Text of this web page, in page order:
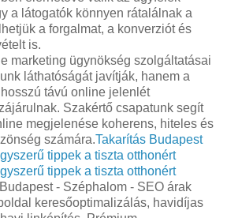
a látogatók könnyen rátalálnak a
a forgalmat, a konverziót és
is.
marketing ügynökség szolgáltatásai
láthatóságát javítják, hanem a
távú online jelenlét
Szakértő csapatunk segít
megjelenése koherens, hiteles és
számára.Takarítás Budapest
tippek a tiszta otthonért
tippek a tiszta otthonért
- Széphalom - SEO árak
keresőoptimalizálás, havidíjas